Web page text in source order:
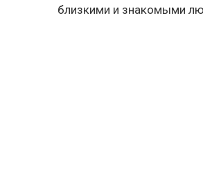
близкими и знакомыми